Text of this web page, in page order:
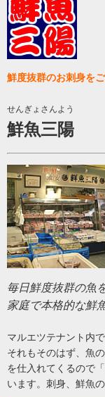
鮮度抜群のお刺身を
せんぎょさんよう
鮮魚三陽
毎日鮮度抜群の魚
家庭で本格的な鮮
マルエツテナント内
それもそのはず、魚
を仕入れてくるので
います。刺身、鮮魚